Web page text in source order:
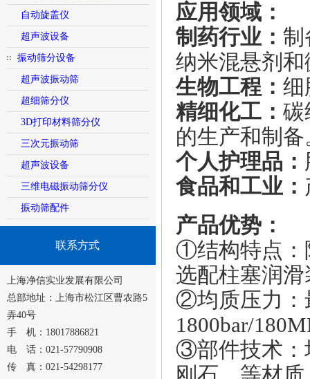
自动旋盖仪
超声波设备
振动筛分设备
超声波振动筛
超细筛分仪
3D打印材料筛分仪
三次元振动筛
超声波设备
三维电磁振动筛分仪
振动筛配件
联系方式
上海净信实业发展有限公司
总部地址：上海市松江区曹农路5
弄40号
手 机：18017886821
电 话：021-57790908
传 真：021-54298177
应用领域：
制药行业： 制
纳米混悬剂
生物工程： 细
精细化工： 碳
的生产和制备
个人护理品：
食品和工业：
产品优势：
①结构特点：
选配柱塞润
②均质压力：
1800bar/
③部件技术